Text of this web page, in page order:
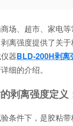
场、超市、家电
离强度提供了关
器BLD-200H剥离
细的介绍。
剥离强度定义
条件下，是胶粘